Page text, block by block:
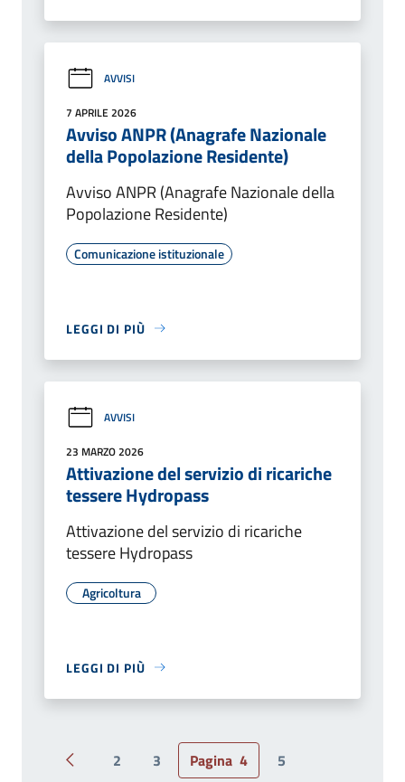
AVVISI
7 APRILE 2026
Avviso ANPR (Anagrafe Nazionale
della Popolazione Residente)
Avviso ANPR (Anagrafe Nazionale della
Popolazione Residente)
Comunicazione istituzionale
LEGGI DI PIÙ
AVVISI
23 MARZO 2026
Attivazione del servizio di ricariche
tessere Hydropass
Attivazione del servizio di ricariche
tessere Hydropass
Agricoltura
LEGGI DI PIÙ
Pagina precedente
2 3 Pagina 4
5